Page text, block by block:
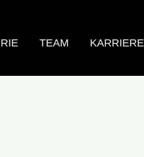
TEAM KARRIERE